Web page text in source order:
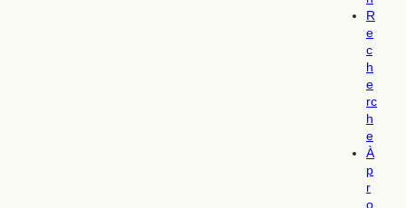
R
e
c
h
e
rc
h
e
À
p
r
o